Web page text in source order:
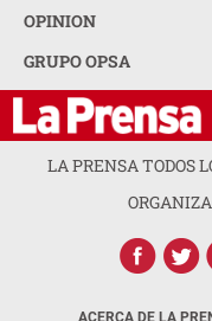
OPINION
GRUPO OPSA
LA PRENSA TODOS
ACERCA DE LA